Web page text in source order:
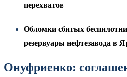
перехватов
Обломки сбитых
резервуары нефтезавода в
Онуфриенко: